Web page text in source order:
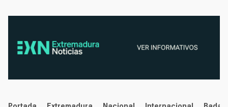
noticias